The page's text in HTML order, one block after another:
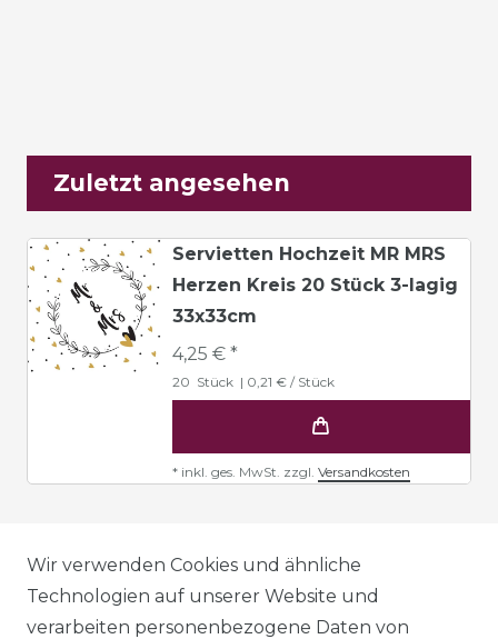
Zuletzt angesehen
Servietten Hochzeit MR MRS
Herzen Kreis 20 Stück 3-lagig
33x33cm
4,25 € *
20 Stück | 0,21 € / Stück
* inkl. ges. MwSt. zzgl. Versandkosten
AGB
Wir verwenden Cookies und ähnliche
Technologien auf unserer Website und
verarbeiten personenbezogene Daten von